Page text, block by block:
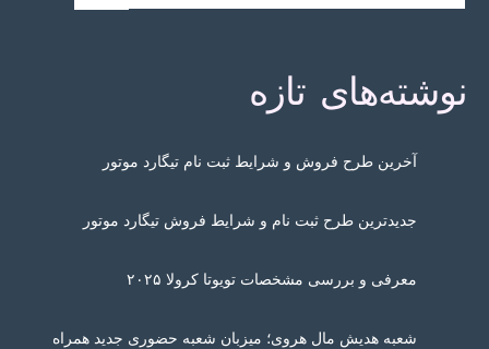
نوشته‌های تازه
آخرین طرح فروش و شرایط ثبت نام تیگارد موتور
جدیدترین طرح ثبت نام و شرایط فروش تیگارد موتور
معرفی و بررسی مشخصات تویوتا کرولا ۲۰۲۵
شعبه هدیش مال هروی؛ میزبان شعبه حضوری جدید همراه